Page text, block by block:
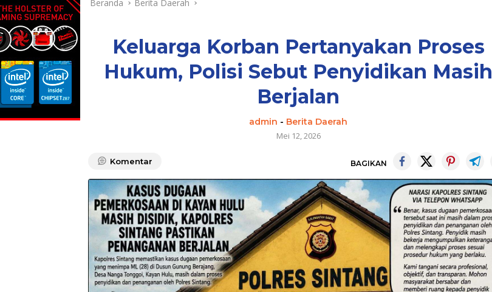
Beranda Berita Daerah
Keluarga Korban Pertanyakan Proses
Hukum, Polisi Sebut Penyidikan Masih
Berjalan
admin - Berita Daerah
Mei 12, 2026
Komentar BAGIKAN